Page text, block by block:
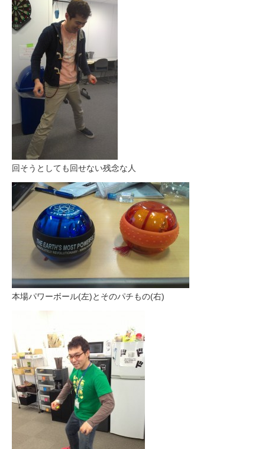
回そうとしても回せない残念な人
本場パワーボール(左)とそのパチもの(右)